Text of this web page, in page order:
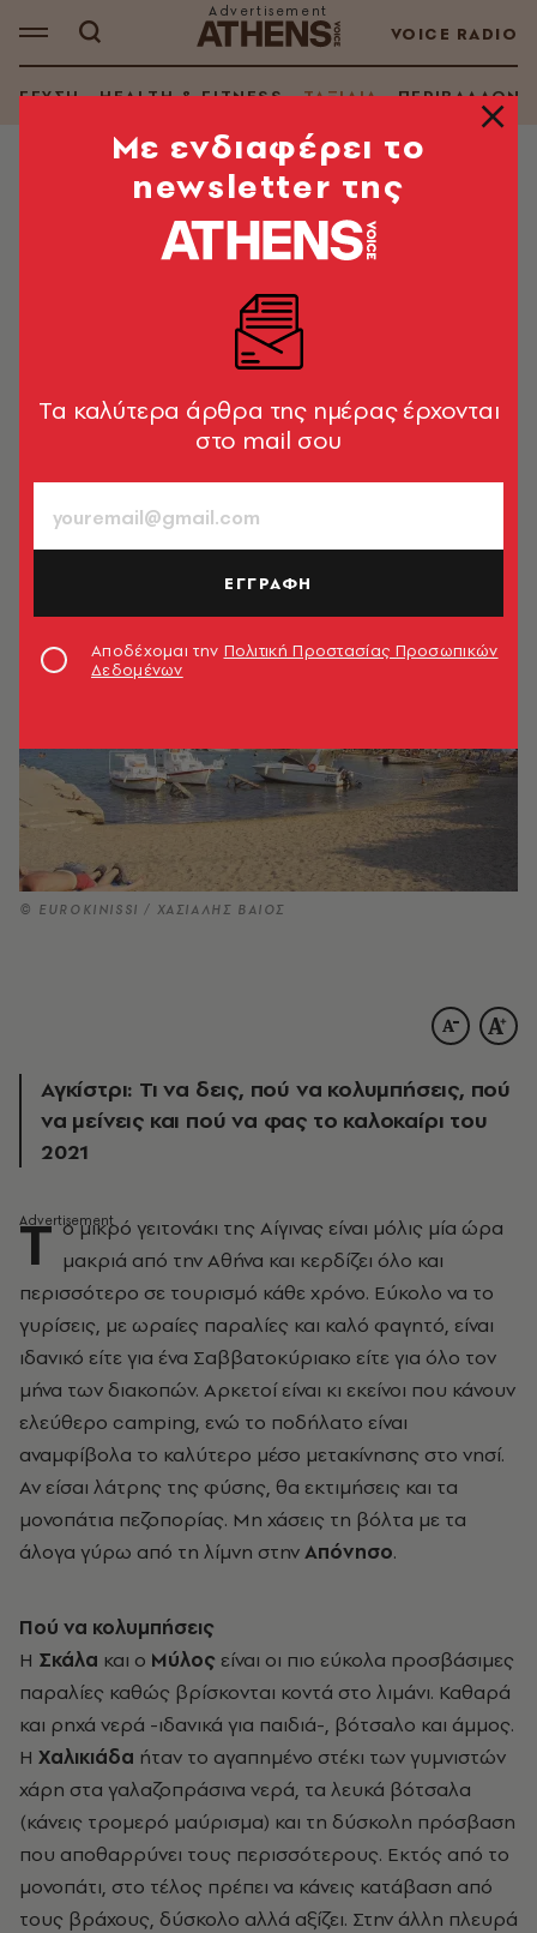
VOICE RADIO
ΓΕΥΣΗ HEALTH & FITNESS ΤΑΞΙΔΙΑ ΠΕΡΙΒΑΛΛΟΝ
Αγκίστρι 2021: Οδηγός για
αξιοθέατα, παραλίες, φαγητό,
Εύκολο να το γυρίσεις, με ωραίες παραλίες και καλό
είτε για όλο τον μήνα των διακοπών
ΤΕΥΧΟΣ 793
© EUROKINISSI / ΧΑΣΙΑΛΗΣ ΒΑΙΟΣ
Αγκίστρι: Τι να δεις, πού να κολυμπήσεις, πού
να μείνεις και πού να φας το καλοκαίρι του
2021
Τ ο μικρό γειτονάκι της Αίγινας είναι μόλις μία ώρα
μακριά από την Αθήνα και κερδίζει όλο και
περισσότερο σε τουρισμό κάθε χρόνο. Εύκολο να το
γυρίσεις, με ωραίες παραλίες και καλό φαγητό, είναι
ιδανικό είτε για ένα Σαββατοκύριακο είτε για όλο τον
μήνα των διακοπών. Αρκετοί είναι κι εκείνοι που κάνουν
ελεύθερο camping, ενώ το ποδήλατο είναι
αναμφίβολα το καλύτερο μέσο μετακίνησης στο νησί.
Αν είσαι λάτρης της φύσης, θα εκτιμήσεις και τα
μονοπάτια πεζοπορίας. Μη χάσεις τη βόλτα με τα
άλογα γύρω από τη λίμνη στηνΑπόνησο.
Πού να κολυμπήσεις
Η Σκάλα και ο Μύλος είναι οι πιο εύκολα προσβάσιμες
παραλίες καθώς βρίσκονται κοντά στο λιμάνι. Καθαρά
και ρηχά νερά -ιδανικά για παιδιά-, βότσαλο και άμμος.
Η Χαλικιάδα ήταν το αγαπημένο στέκι των γυμνιστών
χάρη στα γαλαζοπράσινα νερά, τα λευκά βότσαλα
(κάνεις τρομερό μαύρισμα) και τη δύσκολη πρόσβαση
που αποθαρρύνει τους περισσότερους. Εκτός από το
μονοπάτι, στο τέλος πρέπει να κάνεις κατάβαση από
τους βράχους, δύσκολο αλλά αξίζει. Στην άλλη πλευρά
Mε ενδιαφέρει το
newsletter της
Tα καλύτερα άρθρα της ημέρας έρχονται
στο mail σου
ΕΓΓΡΑΦΗ
Αποδέχομαι την Πολιτική Προστασίας Προσωπικών
Δεδομένων